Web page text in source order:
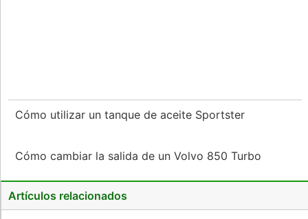
Cómo utilizar un tanque de aceite Sportster
Cómo cambiar la salida de un Volvo 850 Turbo
Artículos relacionados